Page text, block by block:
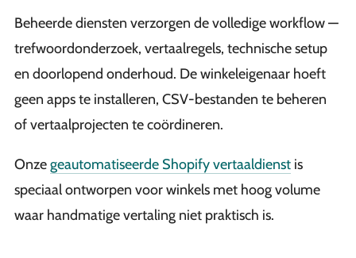
Beheerde diensten verzorgen de volledige workflow —
trefwoordonderzoek, vertaalregels, technische setup
en doorlopend onderhoud. De winkeleigenaar hoeft
geen apps te installeren, CSV-bestanden te beheren
of vertaalprojecten te coördineren.
Onzegeautomatiseerde Shopify vertaaldienst is
speciaal ontworpen voor winkels met hoog volume
waar handmatige vertaling niet praktisch is.